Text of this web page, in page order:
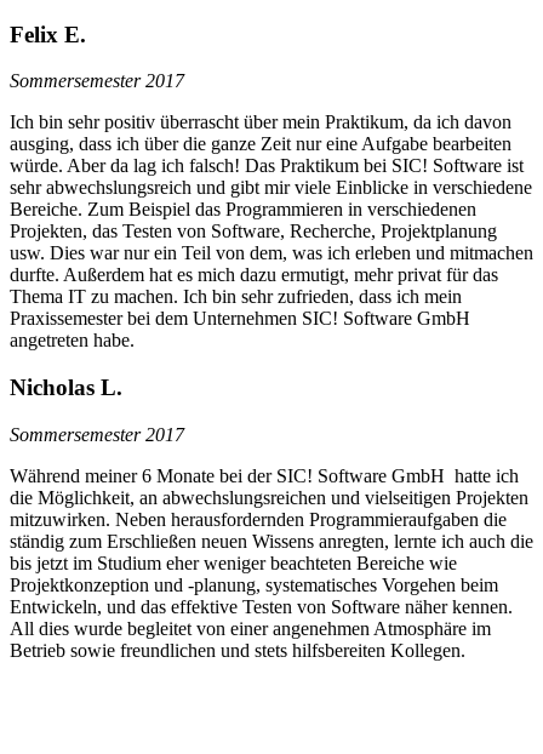
Felix E.
Sommersemester 2017
Ich bin sehr positiv überrascht über mein Praktikum, da ich davon
ausging, dass ich über die ganze Zeit nur eine Aufgabe bearbeiten
würde. Aber da lag ich falsch! Das Praktikum bei SIC! Software ist
sehr abwechslungsreich und gibt mir viele Einblicke in verschiedene
Bereiche. Zum Beispiel das Programmieren in verschiedenen
Projekten, das Testen von Software, Recherche, Projektplanung
usw. Dies war nur ein Teil von dem, was ich erleben und mitmachen
durfte. Außerdem hat es mich dazu ermutigt, mehr privat für das
Thema IT zu machen. Ich bin sehr zufrieden, dass ich mein
Praxissemester bei dem Unternehmen SIC! Software GmbH
angetreten habe.
Nicholas L.
Sommersemester 2017
Während meiner 6 Monate bei der SIC! Software GmbH hatte ich
die Möglichkeit, an abwechslungsreichen und vielseitigen Projekten
mitzuwirken. Neben herausfordernden Programmieraufgaben die
ständig zum Erschließen neuen Wissens anregten, lernte ich auch die
bis jetzt im Studium eher weniger beachteten Bereiche wie
Projektkonzeption und -planung, systematisches Vorgehen beim
Entwickeln, und das effektive Testen von Software näher kennen.
All dies wurde begleitet von einer angenehmen Atmosphäre im
Betrieb sowie freundlichen und stets hilfsbereiten Kollegen.